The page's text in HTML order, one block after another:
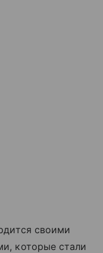
своими
которые стали